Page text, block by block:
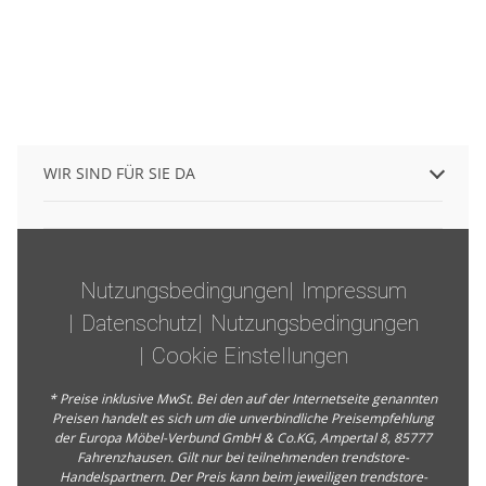
WIR SIND FÜR SIE DA
Nutzungsbedingungen
Impressum
Datenschutz
Nutzungsbedingungen
Cookie Einstellungen
* Preise inklusive MwSt. Bei den auf der Internetseite genannten
Preisen handelt es sich um die unverbindliche Preisempfehlung
der Europa Möbel-Verbund GmbH & Co.KG, Ampertal 8, 85777
Fahrenzhausen. Gilt nur bei teilnehmenden trendstore-
Handelspartnern. Der Preis kann beim jeweiligen trendstore-